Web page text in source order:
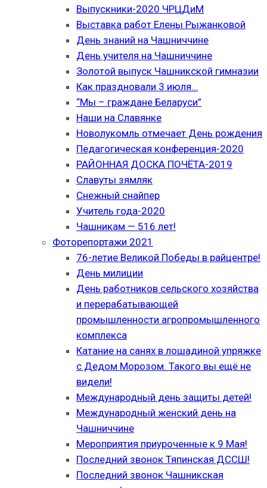
Выпускники-2020 ЧРЦДиМ
Выставка работ Елены Рыжанковой
День знаний на Чашниччине
День учителя на Чашниччине
Золотой выпуск Чашникской гимназии
Как праздновали 3 июля…
“Мы – граждане Беларуси”
Наши на Славянке
Новолукомль отмечает День рождения
Педагогическая конференция-2020
РАЙОННАЯ ДОСКА ПОЧЁТА-2019
Славуты зямляк
Снежный снайпер
Учитель года-2020
Чашникам — 516 лет!
Фоторепортажи 2021
76-летие Великой Победы в райцентре!
День милиции
День работников сельского хозяйства
и перерабатывающей
промышленности агропромышленного
комплекса
Катание на санях в лошадиной упряжке
с Дедом Морозом. Такого вы ещё не
видели!
Международный день защиты детей!
Международный женский день на
Чашниччине
Мероприятия приуроченные к 9 Мая!
Последний звонок Тяпинская ДССШ!
Последний звонок Чашникская